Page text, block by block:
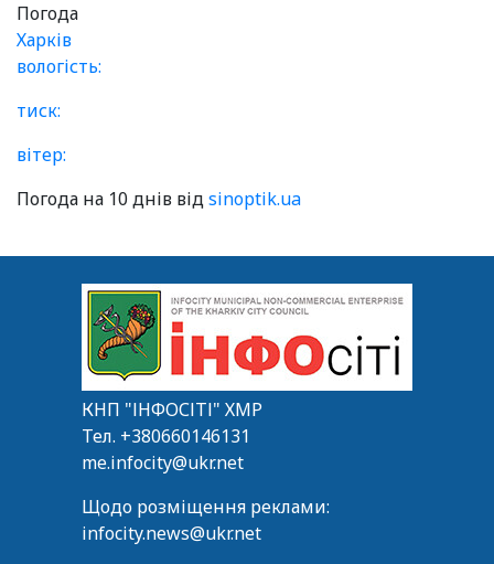
Погода
Харків
вологість:
тиск:
вітер:
Погода на 10 днів відsinoptik.ua
КНП "ІНФОСІТІ" ХМР
Тел. +380660146131
me.infocity@ukr.net
Щодо розміщення реклами:
infocity.news@ukr.net